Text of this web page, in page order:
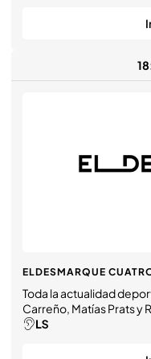
ELDESMARQUE
Toda la actualidad
Carreño, Matías Prats y